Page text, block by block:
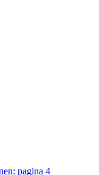
pagina 4